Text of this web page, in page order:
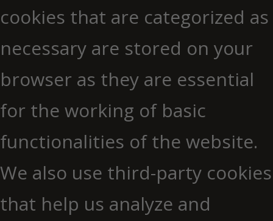
cookies that are categorized as
necessary are stored on your
browser as they are essential
for the working of basic
functionalities of the website.
We also use third-party cookies
that help us analyze and